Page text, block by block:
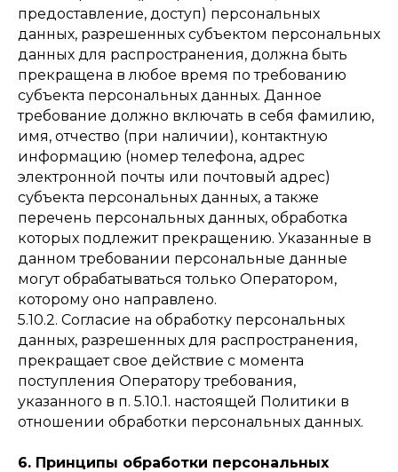
предоставление, доступ) персональных
данных, разрешенных субъектом персональных
данных для распространения, должна быть
прекращена в любое время по требованию
субъекта персональных данных. Данное
требование должно включать в себя фамилию,
имя, отчество (при наличии), контактную
информацию (номер телефона, адрес
электронной почты или почтовый адрес)
субъекта персональных данных, а также
перечень персональных данных, обработка
которых подлежит прекращению. Указанные в
данном требовании персональные данные
могут обрабатываться только Оператором,
которому оно направлено.
5.10.2. Согласие на обработку персональных
данных, разрешенных для распространения,
прекращает свое действие с момента
поступления Оператору требования,
указанного в п. 5.10.1. настоящей Политики в
отношении обработки персональных данных.
6. Принципы обработки персональных